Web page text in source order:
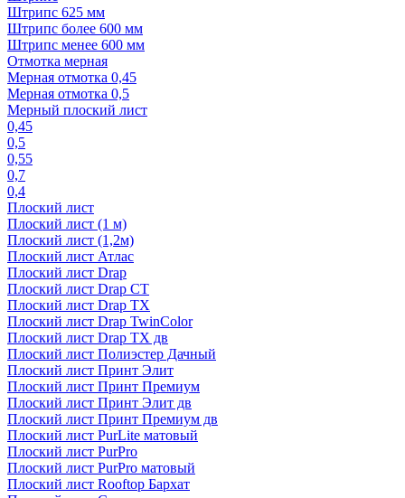
Штрипс 625 мм
Штрипс более 600 мм
Штрипс менее 600 мм
Отмотка мерная
Мерная отмотка 0,45
Мерная отмотка 0,5
Мерный плоский лист
0,45
0,5
0,55
0,7
0,4
Плоский лист
Плоский лист (1 м)
Плоский лист (1,2м)
Плоский лист Атлас
Плоский лист Drap
Плоский лист Drap СТ
Плоский лист Drap TX
Плоский лист Drap TwinColor
Плоский лист Drap ТХ дв
Плоский лист Полиэстер Дачный
Плоский лист Принт Элит
Плоский лист Принт Премиум
Плоский лист Принт Элит дв
Плоский лист Принт Премиум дв
Плоский лист PurLite матовый
Плоский лист PurPro
Плоский лист PurPro матовый
Плоский лист Rooftop Бархат